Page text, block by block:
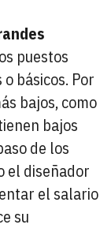
puestos
básicos. Por
bajos, como
bajos
de los
el diseñador
el salario
su